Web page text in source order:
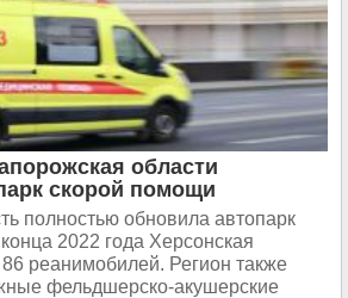
области
скорой помощи
полностью обновила автопарк
2022 года Херсонская
реанимобилей. Регион также
фельдшерско-акушерские